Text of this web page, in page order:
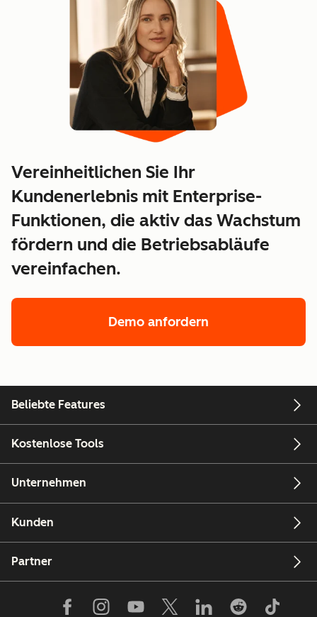
Vereinheitlichen Sie Ihr
Kundenerlebnis mit Enterprise-
Funktionen, die aktiv das Wachstum
fördern und die Betriebsabläufe
vereinfachen.
Demo anfordern
Beliebte Features
Kostenlose Tools
Unternehmen
Kunden
Partner